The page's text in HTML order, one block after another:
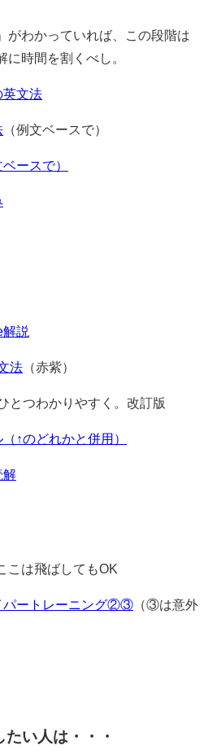
わかっていれば、この段階は
時間を割くべし。
英文法
（例文ベースで）
ースで）
説
法 （赤紫）
とつわかりやすく。改訂版
↑のどれかと併用）
解
こは飛ばしてもOK
パートレーニング②③ （③は意外
い人は・・・